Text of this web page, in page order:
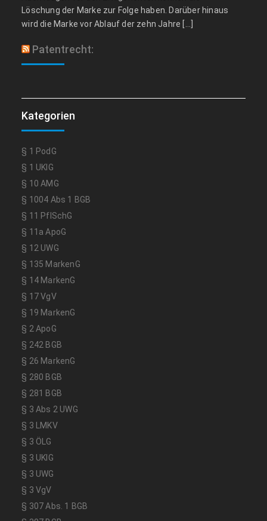
Löschung der Marke zur Folge haben. Darüber hinaus
wird die Marke vor Ablauf der zehn Jahre […]
Patentrecht:
Kategorien
§ 1 PodG
§ 1 UKlG
§ 10 AMG
§ 1004 Abs 1 BGB
§ 11 PflSchG
§ 11a ApoG
§ 12 UWG
§ 135 MarkenG
§ 14 MarkenG
§ 17 VgV
§ 19 MarkenG
§ 2 ApoG
§ 242 BGB
§ 26 MarkenG
§ 280 BGB
§ 281 BGB
§ 3 Abs 2 UWG
§ 3 LMKV
§ 3 ÖLG
§ 3 UKlG
§ 3 UWG
§ 3 VgV
§ 307 Abs. 1 BGB